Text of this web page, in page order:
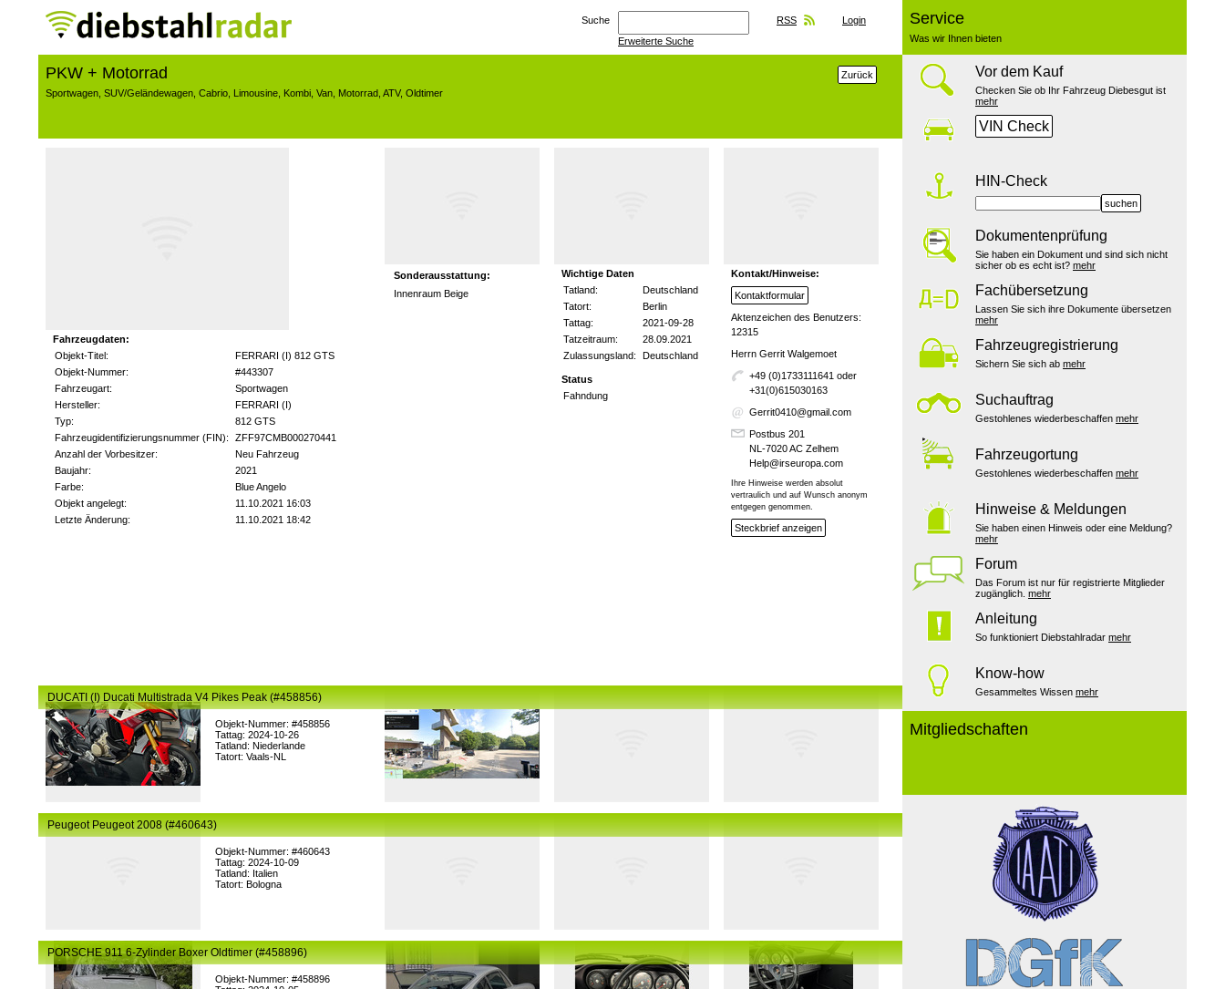
Service
Was wir Ihnen bieten
Vor dem Kauf
Checken Sie ob Ihr Fahrzeug Diebesgut ist
mehr
VIN Check
HIN-Check
suchen
Dokumentenprüfung
Sie haben ein Dokument und sind sich nicht
sicher ob es echt ist? mehr
Fachübersetzung
Lassen Sie sich ihre Dokumente übersetzen
mehr
Fahrzeugregistrierung
Sichern Sie sich ab mehr
Suchauftrag
Gestohlenes wiederbeschaffen mehr
Fahrzeugortung
Gestohlenes wiederbeschaffen mehr
Hinweise & Meldungen
Sie haben einen Hinweis oder eine Meldung?
mehr
Forum
Das Forum ist nur für registrierte Mitglieder
zugänglich. mehr
Anleitung
So funktioniert Diebstahlradar mehr
Know-how
Gesammeltes Wissen mehr
Mitgliedschaften
Suche
Erweiterte Suche
RSS Login
PKW + Motorrad
Zurück
Sportwagen SUV/Geländewagen Cabrio Limousine Kombi Van Motorrad ATV, Oldtimer
Fahrzeugdaten:
Objekt-Titel:
FERRARI (I) 812 GTS
Objekt-Nummer:
#443307
Fahrzeugart:
Sportwagen
Hersteller:
FERRARI (I)
Typ:
812 GTS
Fahrzeugidentifizierungsnummer (FIN):
ZFF97CMB000270441
Anzahl der Vorbesitzer:
Neu Fahrzeug
Baujahr:
2021
Farbe:
Blue Angelo
Objekt angelegt:
11.10.2021 16:03
Letzte Änderung:
11.10.2021 18:42
Sonderausstattung:
Innenraum Beige
Wichtige Daten
Tatland:
Deutschland
Tatort:
Berlin
Tattag:
2021-09-28
Tatzeitraum:
28.09.2021
Zulassungsland:
Deutschland
Status
Fahndung
Kontakt/Hinweise:
Kontaktformular
Aktenzeichen des Benutzers:
12315
Herrn Gerrit Walgemoet
+49 (0)1733111641 oder
+31(0)615030163
Gerrit0410@gmail.com
Postbus 201
NL-7020 AC Zelhem
Help@irseuropa.com
Ihre Hinweise werden absolut
vertraulich und auf Wunsch anonym
entgegen genommen.
Steckbrief anzeigen
Objekt-Nummer: #458856
Tattag: 2024-10-26
Tatland: Niederlande
Tatort: Vaals-NL
DUCATI (I) Ducati Multistrada V4 Pikes Peak (#458856)
Objekt-Nummer: #460643
Tattag: 2024-10-09
Tatland: Italien
Tatort: Bologna
Peugeot Peugeot 2008 (#460643)
Objekt-Nummer: #458896
PORSCHE 911 6-Zylinder Boxer Oldtimer (#458896)